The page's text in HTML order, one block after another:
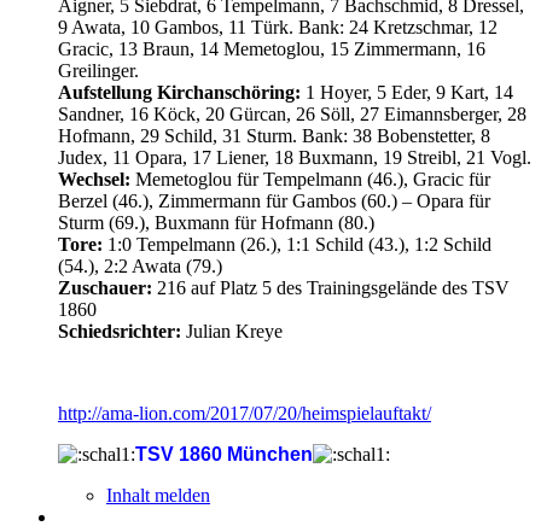
Aigner, 5 Siebdrat, 6 Tempelmann, 7 Bachschmid, 8 Dressel,
9 Awata, 10 Gambos, 11 Türk. Bank: 24 Kretzschmar, 12
Gracic, 13 Braun, 14 Memetoglou, 15 Zimmermann, 16
Greilinger.
Aufstellung Kirchanschöring: 1 Hoyer, 5 Eder, 9 Kart, 14
Sandner, 16 Köck, 20 Gürcan, 26 Söll, 27 Eimannsberger, 28
Hofmann, 29 Schild, 31 Sturm. Bank: 38 Bobenstetter, 8
Judex, 11 Opara, 17 Liener, 18 Buxmann, 19 Streibl, 21 Vogl.
Wechsel: Memetoglou für Tempelmann (46.), Gracic für
Berzel (46.), Zimmermann für Gambos (60.) – Opara für
Sturm (69.), Buxmann für Hofmann (80.)
Tore: 1:0 Tempelmann (26.), 1:1 Schild (43.), 1:2 Schild
(54.), 2:2 Awata (79.)
Zuschauer: 216 auf Platz 5 des Trainingsgelände des TSV
1860
Schiedsrichter: Julian Kreye
http://ama-lion.com/2017/07/20/heimspielauftakt/
TSV 1860 München
Inhalt melden